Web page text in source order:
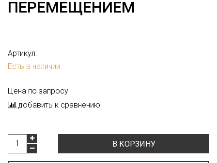
ПЕРЕМЕЩЕНИЕМ
Артикул:
Есть в наличии
Цена по запросу
добавить к сравнению
В КОРЗИНУ